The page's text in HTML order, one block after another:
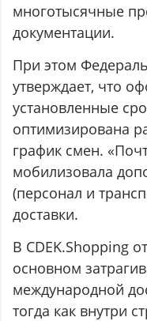
многотысячные
документации.
При этом
утверждает, что
установленные
оптимизирована
график смен.
мобилизовала
(персонал и
доставки.
В CDEK.Shopping
основном
международной
тогда как внутри